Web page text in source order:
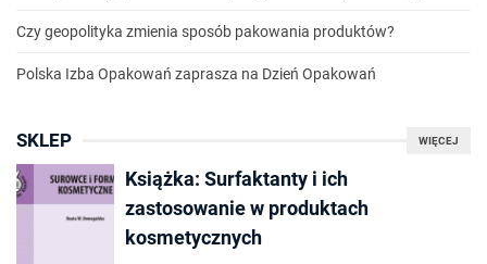
Czy geopolityka zmienia sposób pakowania produktów?
Polska Izba Opakowań zaprasza na Dzień Opakowań
WIĘCEJ
SKLEP
Książka: Surfaktanty i ich
zastosowanie w produktach
kosmetycznych